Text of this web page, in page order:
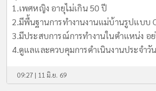
1.เพศหญิง อายุไม่เกิน 50 ปี
2.มีพื้นฐานการทำงานงานแม่บ้านรูปแบบ
3.มีประสบการณ์การทำงานในตำแหน่ง อ
4.ดูแลและควบคุมการดำเนินงานประจำวั
09:27 | 11 มิ.ย. 69